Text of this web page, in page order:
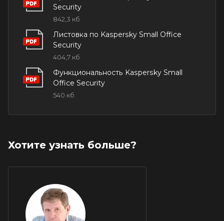
информации по условия поставки,
лицензирования и возможностям
ПО Kaspersky Small Office Security
свяжитесь с нашим менеджером
любым удобным способом. Также
можете просмотреть подробную
документацию, прикрепленную
Security
842,3 кб
Листовка по Kaspersky Small Office
Security
404,7 кб
Функциональность Kaspersky Small
Office Security
540 кб
Хотите узнать больше?